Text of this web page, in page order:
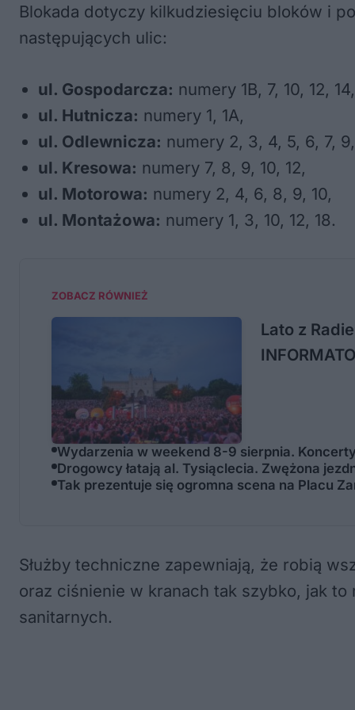
Blokada dotyczy kilkudziesięciu bloków i
następujących ulic:
ul. Gospodarcza: numery 1B, 7, 10, 12,
ul. Hutnicza: numery 1, 1A,
ul. Odlewnicza: numery 2, 3, 4, 5, 6, 7, 9,
ul. Kresowa: numery 7, 8, 9, 10, 12,
ul. Motorowa: numery 2, 4, 6, 8, 9, 10,
ul. Montażowa: numery 1, 3, 10, 12, 18.
ZOBACZ RÓWNIEŻ
Lato z
Wydarzenia w weekend 8-9 sierpnia.
Drogowcy łatają al. Tysiąclecia. Zwężona
Tak prezentuje się ogromna scena na Placu
Służby techniczne zapewniają, że robią
oraz ciśnienie w kranach tak szybko, jak
sanitarnych.